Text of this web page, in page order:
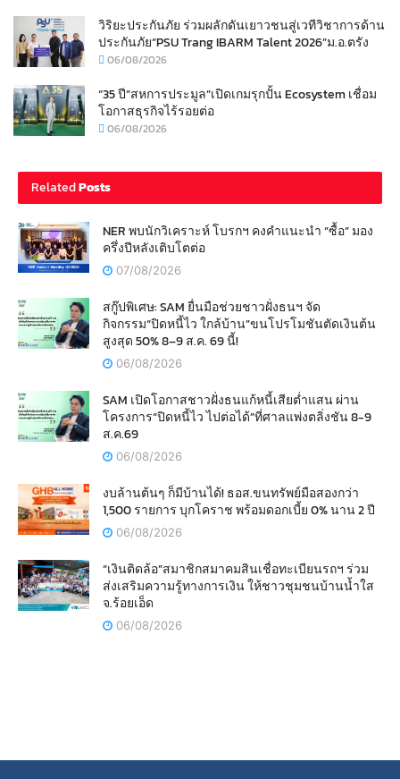
วิริยะประกันภัย ร่วมผลักดันเยาวชนสู่เวทีวิชาการด้าน
ประกันภัย“PSU Trang IBARM Talent 2026”ม.อ.ตรัง
06/08/2026
“35 ปี“สหการประมูล”เปิดเกมรุกปั้น Ecosystem เชื่อม
โอกาสธุรกิจไร้รอยต่อ
06/08/2026
RelatedPosts
NER พบนักวิเคราะห์ โบรกฯ คงคำแนะนำ “ซื้อ” มอง
ครึ่งปีหลังเติบโตต่อ
07/08/2026
สกู๊ปพิเศษ: SAM ยื่นมือช่วยชาวฝั่งธนฯ จัด
กิจกรรม“ปิดหนี้ไว ใกล้บ้าน”ขนโปรโมชันตัดเงินต้น
สูงสุด 50% 8–9 ส.ค. 69 นี้!
06/08/2026
SAM เปิดโอกาสชาวฝั่งธนแก้หนี้เสียต่ำแสน ผ่าน
โครงการ“ปิดหนี้ไว ไปต่อได้”ที่ศาลแพ่งตลิ่งชัน 8-9
ส.ค.69
06/08/2026
งบล้านต้นๆ ก็มีบ้านได้! ธอส.ขนทรัพย์มือสองกว่า
1,500 รายการ บุกโคราช พร้อมดอกเบี้ย 0% นาน 2 ปี
06/08/2026
“เงินติดล้อ”สมาชิกสมาคมสินเชื่อทะเบียนรถฯ ร่วม
ส่งเสริมความรู้ทางการเงิน ให้ชาวชุมชนบ้านน้ำใส
จ.ร้อยเอ็ด
06/08/2026